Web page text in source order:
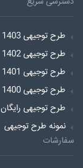
طرح توجیهی 1403
طرح توجیهی 1402
طرح توجیهی 1401
طرح توجیهی 1400
طرح توجیهی رایگان
نمونه طرح توجیهی
سفارشات